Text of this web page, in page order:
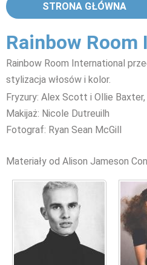
STRONA GŁÓWNA
Rainbow
Rainbow Room International
stylizacja włosów i kolor.
Fryzury: Alex Scott i Ollie
Makijaż: Nicole Dutreuilh
Fotograf: Ryan Sean McGill
Materiały od Alison Jameson